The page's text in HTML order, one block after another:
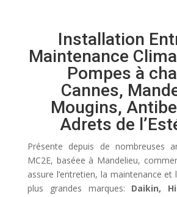
Installation
Maintenance
Pompes à
Cannes,
Mougins,
Adrets de
Présente depuis de nombreuses
MC2E, baséee à Mandelieu,
assure l’entretien, la maintenance et
plus grandes marques: Daikin,